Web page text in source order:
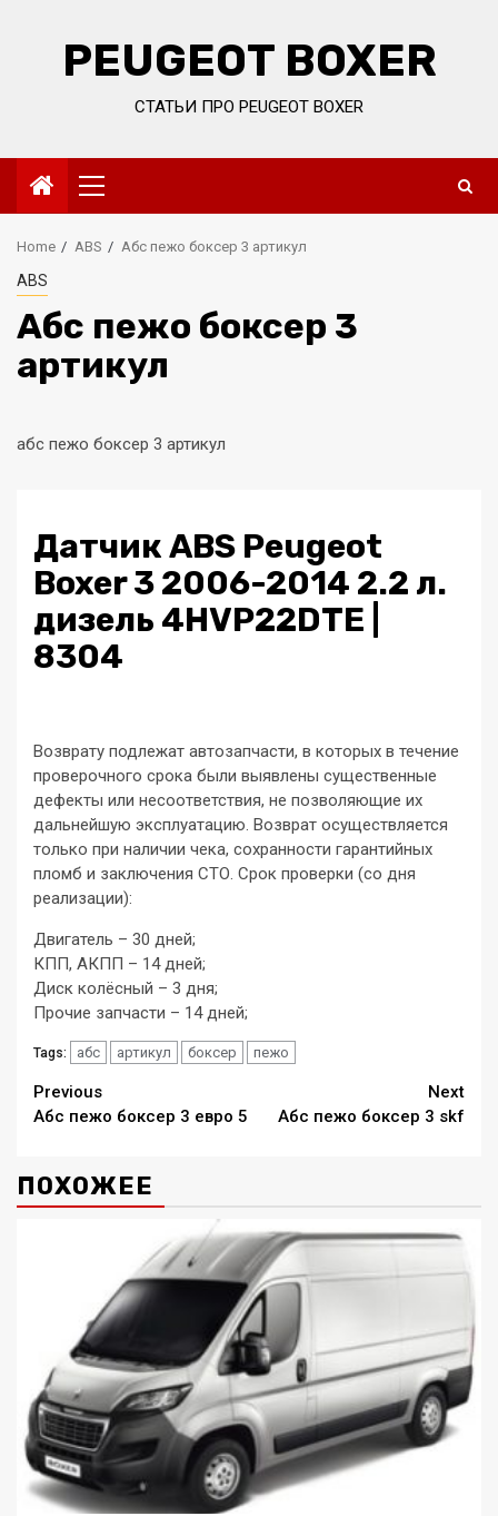
PEUGEOT BOXER
СТАТЬИ ПРО PEUGEOT BOXER
Primary
Menu
Home ABS Абс пежо боксер 3 артикул
ABS
Абс пежо боксер 3
артикул
абс пежо боксер 3 артикул
Датчик ABS Peugeot
Boxer 3 2006-2014 2.2 л.
дизель 4HVP22DTE |
8304
Возврату подлежат автозапчасти, в которых в течение
проверочного срока были выявлены существенные
дефекты или несоответствия, не позволяющие их
дальнейшую эксплуатацию. Возврат осуществляется
только при наличии чека, сохранности гарантийных
пломб и заключения СТО. Срок проверки (со дня
реализации):
Двигатель – 30 дней;
КПП, АКПП – 14 дней;
Диск колёсный – 3 дня;
Прочие запчасти – 14 дней;
Tags: абс артикул боксер пежо
Continue
Reading
Previous
Абс пежо боксер 3 евро 5
Next
Абс пежо боксер 3 skf
ПОХОЖЕЕ